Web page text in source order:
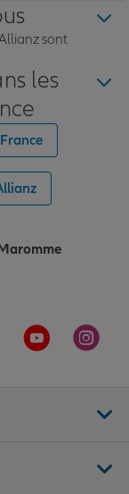
sont
les
de Allianz
page Twitter de
sur la page
Aller sur la
Aller